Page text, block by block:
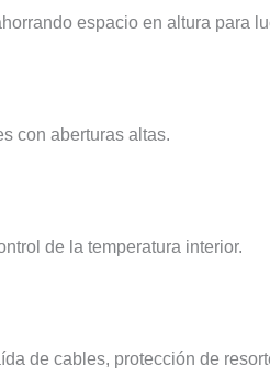
espacio en altura para
con aberturas altas.
de la temperatura interior.
de cables, protección de